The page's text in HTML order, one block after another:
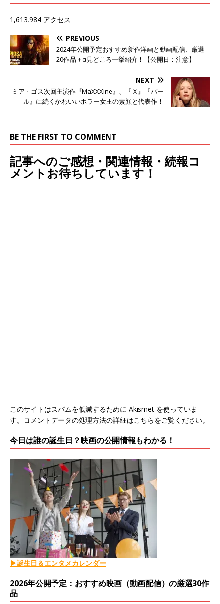
1,613,984 アクセス
PREVIOUS
2024年公開予定おすすめ新作洋画と動画配信、厳選
20作品＋α見どころ一挙紹介！【公開日：注意】
NEXT
ミア・ゴス次回主演作『MaXXXine』、『Ｘ』『パー
ル』に続くかわいいホラー女王の素顔と代表作！
BE THE FIRST TO COMMENT
記事へのご感想・関連情報・続報コ
メントお待ちしています！
このサイトはスパムを低減するために Akismet を使っていま
す。 コメントデータの処理方法の詳細はこちらをご覧ください。
今日は誰の誕生日？映画の公開情報もわかる！
▶誕生日＆エンタメカレンダー
2026年公開予定：おすすめ映画（動画配信）の厳選30作
品